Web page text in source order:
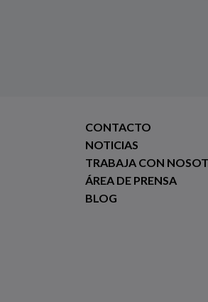
CONTACTO
NOTICIAS
TRABAJA CON
ÁREA DE PRENSA
BLOG